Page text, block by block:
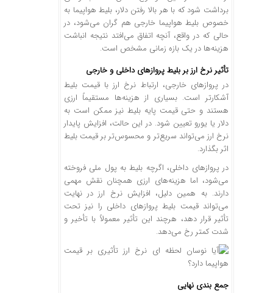
برداشت شود که با هر بالا رفتن دلار، بلیط هواپیما به
خصوص بلیط هواپیما خارجی هم گران می‌شود، در
حالی که در واقع، آنچه اتفاق می‌افتد نتیجه انباشت
هزینه‌ها در یک بازه زمانی مشخص است.
تأثیر نرخ ارز بر بلیط پروازهای داخلی و خارجی
در پروازهای خارجی، ارتباط نرخ ارز با قیمت بلیط
آشکارتر است. بسیاری از هزینه‌ها مستقیماً ارزی
هستند و حتی قیمت پایه بلیط نیز ممکن است به
دلار یا یورو تعیین شود. در این حالت، افزایش پایدار
نرخ ارز می‌تواند سریع‌تر و محسوس‌تر بر قیمت بلیط
اثر بگذارد.
در پروازهای داخلی، اگرچه بلیط به پول ملی فروخته
می‌شود، اما هزینه‌های ارزی همچنان نقش مهمی
دارند. به همین دلیل، افزایش نرخ ارز در نهایت
می‌تواند قیمت بلیط پروازهای داخلی را نیز تحت
تأثیر قرار دهد، هرچند این تأثیر معمولاً با تأخیر و
شدت کمتر رخ می‌دهد.
جمع ‌بندی نهایی